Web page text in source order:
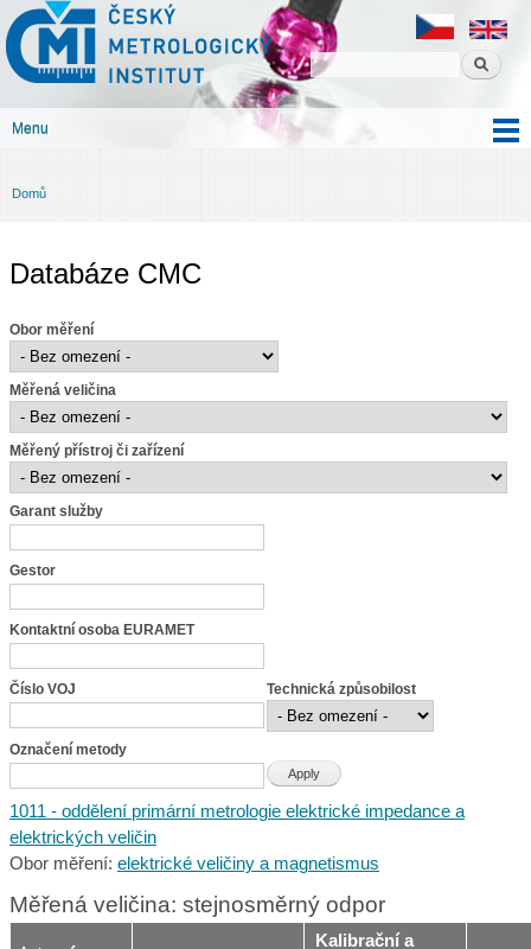
obsahu
Český
metrologický
institut
Menu
Jste zde
Domů
Databáze CMC
Obor měření
Měřená veličina
Měřený přístroj či zařízení
Garant služby
Gestor
Kontaktní osoba EURAMET
Číslo VOJ Technická způsobilost
Označení metody
1011 - oddělení primární metrologie elektrické impedance a
elektrických veličin
Obor měření: elektrické veličiny a magnetismus
Měřená veličina: stejnosměrný odpor
Kalibrační a